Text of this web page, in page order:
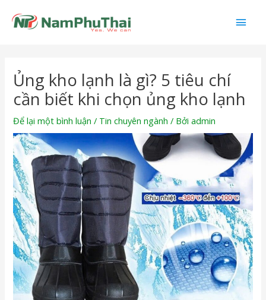
Ủng kho lạnh là gì? 5 tiêu chí
cần biết khi chọn ủng kho lạnh
Để lại một bình luận / Tin chuyên ngành / Bởiadmin
hướng
viết